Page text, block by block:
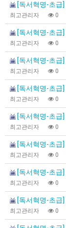
[독서혁명-초급]
최고관리자 0
[독서혁명-초급]
최고관리자 0
[독서혁명-초급]
최고관리자 0
[독서혁명-초급]
최고관리자 0
[독서혁명-초급]
최고관리자 0
[독서혁명-초급]
최고관리자 0
[독서혁명-초급]
최고관리자 0
[독서혁명-초급]
최고관리자 0